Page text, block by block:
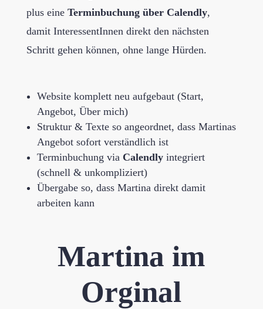
plus eine Terminbuchung über Calendly,
damit InteressentInnen direkt den nächsten
Schritt gehen können, ohne lange Hürden.
Website komplett neu aufgebaut (Start,
Angebot, Über mich)
Struktur & Texte so angeordnet, dass Martinas
Angebot sofort verständlich ist
Terminbuchung via Calendlyintegriert
(schnell & unkompliziert)
Übergabe so, dass Martina direkt damit
arbeiten kann
Martina im
Orginal